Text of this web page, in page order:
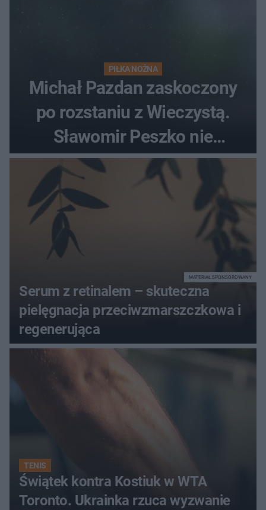
PIŁKA NOŻNA
Michał Pazdan zaskoczony
po rozstaniu z Wieczystą.
Sławomir Peszko nie
dotrzymał słowa?
Serum z retinalem – skuteczna
pielęgnacja przeciwzmarszczkowa i
regenerująca
MATERIAŁ SPONSOROWANY
TENIS
Świątek kontra Kostiuk w WTA
Toronto. Ukrainka rzuca wyzwanie